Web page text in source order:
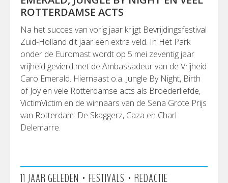
ROTTERDAMSE ACTS
Na het succes van vorig jaar krijgt Bevrijdingsfestival
Zuid-Holland dit jaar een extra veld. In Het Park
onder de Euromast wordt op 5 mei zeventig jaar
vrijheid gevierd met de Ambassadeur van de Vrijheid
Caro Emerald. Hiernaast o.a. Jungle By Night, Birth
of Joy en vele Rotterdamse acts als Broederliefde,
VictimVictim en de winnaars van de Sena Grote Prijs
van Rotterdam: De Skaggerz, Caza en Charl
Delemarre.
11 JAAR GELEDEN • FESTIVALS • REDACTIE